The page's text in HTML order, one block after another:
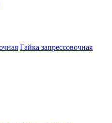
Гайка запрессовочная